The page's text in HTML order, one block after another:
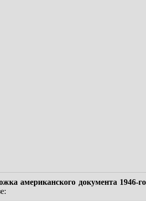
американского документа 1946-